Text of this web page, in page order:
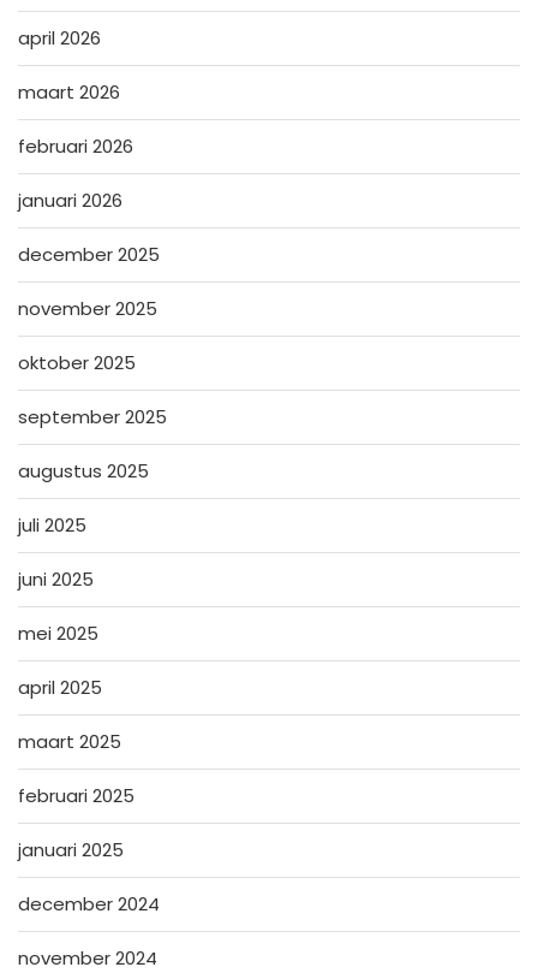
april 2026
maart 2026
februari 2026
januari 2026
december 2025
november 2025
oktober 2025
september 2025
augustus 2025
juli 2025
juni 2025
mei 2025
april 2025
maart 2025
februari 2025
januari 2025
december 2024
november 2024